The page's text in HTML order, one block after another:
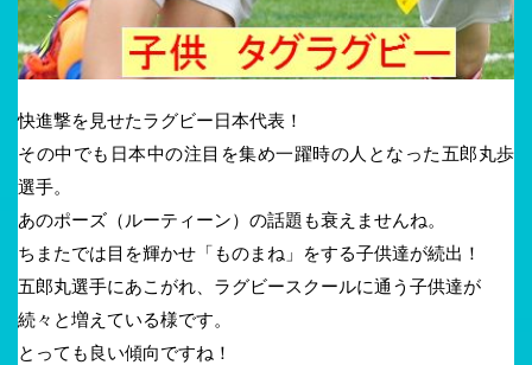
快進撃を見せたラグビー日本代表！
その中でも日本中の注目を集め一躍時の人となった五郎丸歩
選手。
あのポーズ（ルーティーン）の話題も衰えませんね。
ちまたでは目を輝かせ「ものまね」をする子供達が続出！
五郎丸選手にあこがれ、ラグビースクールに通う子供達が
続々と増えている様です。
とっても良い傾向ですね！